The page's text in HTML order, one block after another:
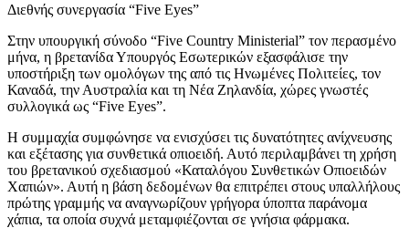
Διεθνής συνεργασία “Five Eyes”
Στην υπουργική σύνοδο “Five Country Ministerial” τον περασμένο
μήνα, η βρετανίδα Υπουργός Εσωτερικών εξασφάλισε την
υποστήριξη των ομολόγων της από τις Ηνωμένες Πολιτείες, τον
Καναδά, την Αυστραλία και τη Νέα Ζηλανδία, χώρες γνωστές
συλλογικά ως “Five Eyes”.
Η συμμαχία συμφώνησε να ενισχύσει τις δυνατότητες ανίχνευσης
και εξέτασης για συνθετικά οπιοειδή. Αυτό περιλαμβάνει τη χρήση
του βρετανικού σχεδιασμού «Καταλόγου Συνθετικών Οπιοειδών
Χαπιών». Αυτή η βάση δεδομένων θα επιτρέπει στους υπαλλήλους
πρώτης γραμμής να αναγνωρίζουν γρήγορα ύποπτα παράνομα
χάπια, τα οποία συχνά μεταμφιέζονται σε γνήσια φάρμακα.